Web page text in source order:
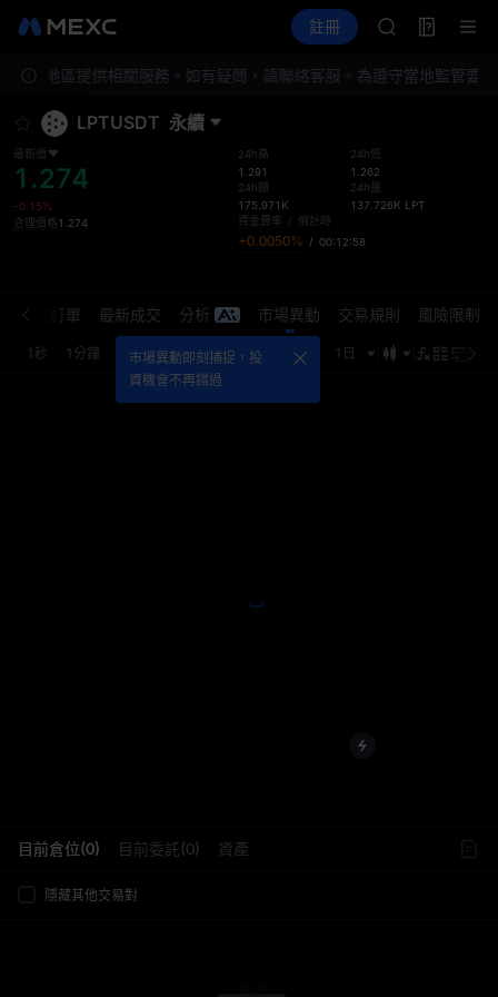
合約信息 活動
註冊
ACE
SPCX
HFT
在地區提供相關服務。如有疑問，請聯絡客服。 為遵守當地監管要
LPTUSDT 永續
最新價
1.274
-0.15%
合理價格1.274
24h高
1.291
24h額
175.971K
24h低
1.262
24h量
137.726K LPT
資金費率 / 倒計時
+0.0050% / 00:12:57
目前倉位(0) 目前委託(0) 資產
隱藏其他交易對
委託訂單 最新成交 分析 市場異動 交易規則 風險限制
1秒 1分鐘 5分鐘 15分鐘 1小時 4小時 1日
市場異動即刻捕捉，投
資機會不再錯過